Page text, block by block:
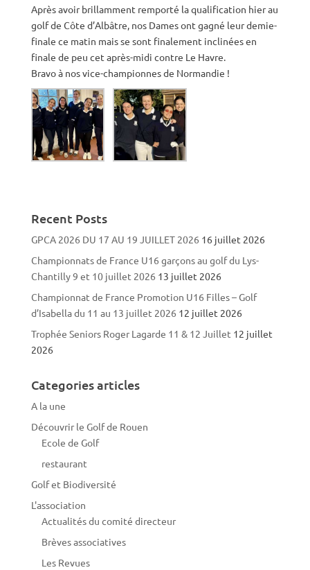
Après avoir brillamment remporté la qualification hier au
golf de Côte d’Albâtre, nos Dames ont gagné leur demie-
finale ce matin mais se sont finalement inclinées en
finale de peu cet après-midi contre Le Havre.
Bravo à nos vice-championnes de Normandie !
Recent Posts
GPCA 2026 DU 17 AU 19 JUILLET 2026 16 juillet 2026
Championnats de France U16 garçons au golf du Lys-
Chantilly 9 et 10 juillet 2026 13 juillet 2026
Championnat de France Promotion U16 Filles – Golf
d’Isabella du 11 au 13 juillet 2026 12 juillet 2026
Trophée Seniors Roger Lagarde 11 & 12 Juillet 12 juillet
2026
Categories articles
A la une
Découvrir le Golf de Rouen
Ecole de Golf
restaurant
Golf et Biodiversité
L'association
Actualités du comité directeur
Brèves associatives
Les Revues